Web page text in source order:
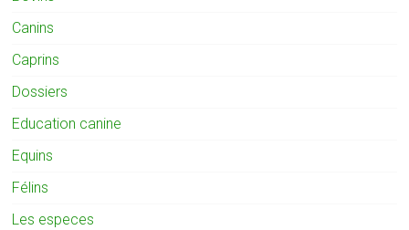
Canins
Caprins
Dossiers
Education canine
Equins
Félins
Les especes